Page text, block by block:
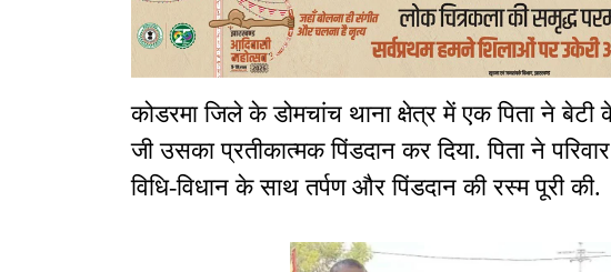
कोडरमा जिले के डोमचांच थाना क्षेत्र में एक पिता ने
जी उसका प्रतीकात्मक पिंडदान कर दिया. पिता ने
विधि-विधान के साथ तर्पण और पिंडदान की रस्म पूरी की.